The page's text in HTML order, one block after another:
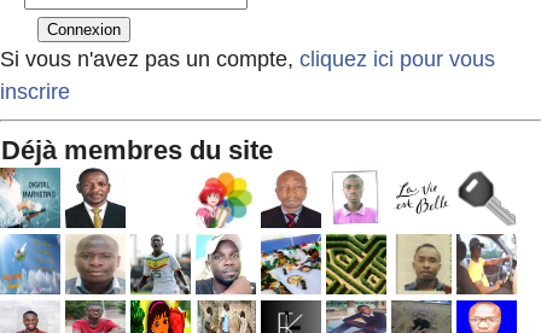
Si vous n'avez pas un compte, cliquez ici pour vous
inscrire
Déjà membres du site